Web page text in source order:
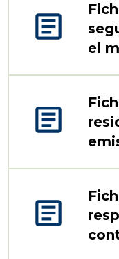
article
el
article
article